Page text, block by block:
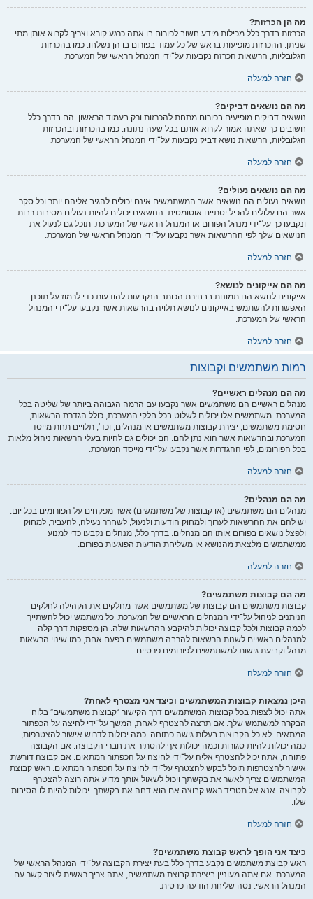
מה הן הכרזות?
הכרזות בדרך כלל מכילות מידע חשוב לפורום בו אתה כרגע קורא וצריך לקרוא אותן מתי
שניתן. ההכרזות מופיעות בראש של כל עמוד בפורום בו הן נשלחו. כמו בהכרזות
הגלובליות, הרשאות הכרזה נקבעות על־ידי המנהל הראשי של המערכת.
חזרה למעלה
מה הם נושאים דביקים?
נושאים דביקים מופיעים בפורום מתחת להכרזות ורק בעמוד הראשון. הם בדרך כלל
חשובים כך שאתה אמור לקרוא אותם בכל שעה נתונה. כמו בהכרזות ובהכרזות
הגלובליות, הרשאות נושא דביק נקבעות על־ידי המנהל הראשי של המערכת.
חזרה למעלה
מה הם נושאים נעולים?
נושאים נעולים הם נושאים אשר המשתמשים אינם יכולים להגיב אליהם יותר וכל סקר
אשר הם עלולים להכיל יסתיים אוטומטית. הנושאים יכולים להיות נעולים מסיבות רבות
ונקבעו כך על־ידי מנהל הפורום או המנהל הראשי של המערכת. תוכל גם לנעול את
הנושאים שלך לפי ההרשאות אשר נקבעו על־ידי המנהל הראשי של המערכת.
חזרה למעלה
מה הם אייקונים לנושא?
אייקונים לנושא הם תמונות בבחירת הכותב הנקבעות להודעות כדי לרמוז על תוכנן.
האפשרות להשתמש באייקונים לנושא תלויה בהרשאות אשר נקבעו על־ידי המנהל
הראשי של המערכת.
חזרה למעלה
רמות משתמשים וקבוצות
מה הם מנהלים ראשיים?
מנהלים ראשיים הם משתמשים אשר נקבעו עם הרמה הגבוהה ביותר של שליטה בכל
המערכת. משתמשים אלו יכולים לשלוט בכל חלקי המערכת, כולל הגדרת הרשאות,
חסימת משתמשים, יצירת קבוצות משתמשים או מנהלים, וכד', תלויים תחת מייסד
המערכת ובהרשאות אשר הוא נתן להם. הם יכולים גם להיות בעלי הרשאות ניהול מלאות
בכל הפורומים, לפי ההגדרות אשר נקבעו על־ידי מייסד המערכת.
חזרה למעלה
מה הם מנהלים?
מנהלים הם משתמשים (או קבוצות של משתמשים) אשר מפקחים על הפורומים בכל יום.
יש להם את ההרשאות לערוך ולמחוק הודעות ולנעול, לשחרר נעילה, להעביר, למחוק
ולפצל נושאים בפורום אותו הם מנהלים. בדרך כלל, מנהלים נקבעו כדי למנוע
ממשתמשים מלצאת מהנושא או משליחת הודעות הפוגעות בפורום.
חזרה למעלה
מה הם קבוצות משתמשים?
קבוצות משתמשים הם קבוצות של משתמשים אשר מחלקים את הקהילה לחלקים
הניתנים לניהול על־ידי המנהלים הראשיים של המערכת. כל משתמש יכול להשתייך
לכמה קבוצות ולכל קבוצה יכולות להיקבע ההרשאות שלה. הן מספקות דרך קלה
למנהלים ראשיים לשנות הרשאות להרבה משתמשים בפעם אחת, כמו שינוי הרשאות
מנהל וקביעת גישות למשתמשים לפורומים פרטיים.
חזרה למעלה
היכן נמצאות קבוצות המשתמשים וכיצד אני מצטרף לאחת?
אתה יכול לצפות בכל קבוצות המשתמשים דרך הקישור “קבוצות משתמשים” בלוח
הבקרה למשתמש שלך. אם תרצה להצטרף לאחת, המשך על־ידי לחיצה על הכפתור
המתאים. לא כל הקבוצות בעלות גישה פתוחה. כמה יכולות לדרוש אישור להצטרפות,
כמה יכולות להיות סגורות וכמה יכולות אף להסתיר את חברי הקבוצה. אם הקבוצה
פתוחה, אתה יכול להצטרף אליה על־ידי לחיצה על הכפתור המתאים. אם קבוצה דורשת
אישור להצטרפות תוכל לבקש להצטרף על־ידי לחיצה על הכפתור המתאים. ראש קבוצת
המשתמשים צריך לאשר את בקשתך ויכול לשאול אותך מדוע אתה רוצה להצטרף
לקבוצה. אנא אל תטריד ראש קבוצה אם הוא דחה את בקשתך. יכולות להיות לו הסיבות
שלו.
חזרה למעלה
כיצד אני הופך לראש קבוצת משתמשים?
ראש קבוצת משתמשים נקבע בדרך כלל בעת יצירת הקבוצה על־ידי המנהל הראשי של
המערכת. אם אתה מעוניין ביצירת קבוצת משתמשים, אתה צריך ראשית ליצור קשר עם
המנהל הראשי. נסה שליחת הודעה פרטית.